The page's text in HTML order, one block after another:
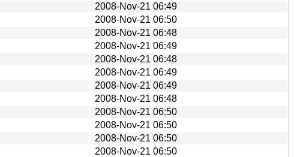
2008-Nov-21 06:49
2008-Nov-21 06:50
2008-Nov-21 06:48
2008-Nov-21 06:49
2008-Nov-21 06:48
2008-Nov-21 06:49
2008-Nov-21 06:49
2008-Nov-21 06:48
2008-Nov-21 06:50
2008-Nov-21 06:50
2008-Nov-21 06:50
2008-Nov-21 06:50